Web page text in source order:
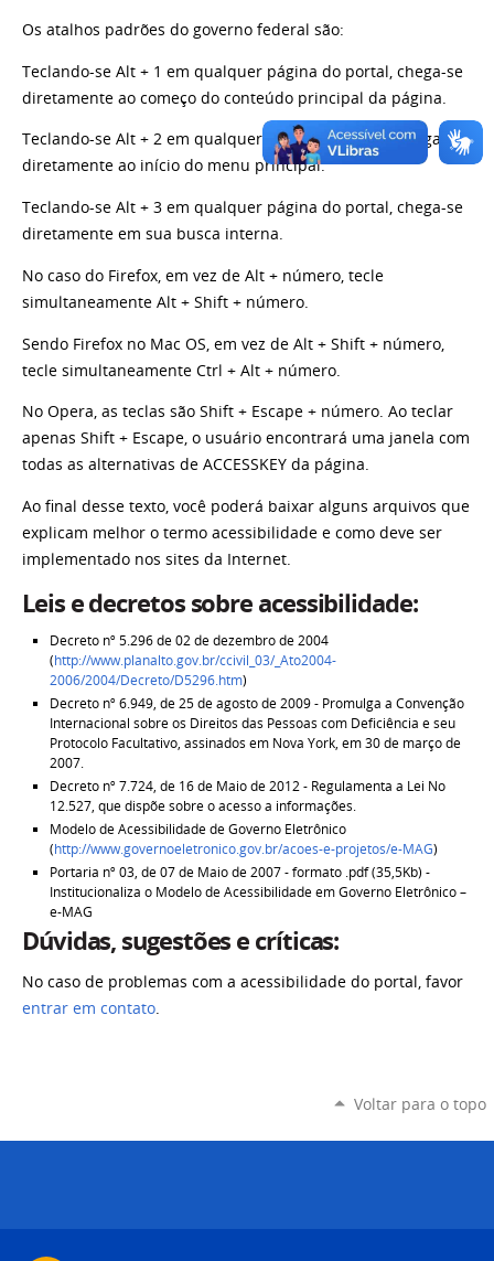
Os atalhos padrões do governo federal são:
Teclando-se Alt + 1 em qualquer página do portal, chega-se
diretamente ao começo do conteúdo principal da página.
Teclando-se Alt + 2 em qualquer página do portal, chega-se
diretamente ao início do menu principal.
Teclando-se Alt + 3 em qualquer página do portal, chega-se
diretamente em sua busca interna.
No caso do Firefox, em vez de Alt + número, tecle
simultaneamente Alt + Shift + número.
Sendo Firefox no Mac OS, em vez de Alt + Shift + número,
tecle simultaneamente Ctrl + Alt + número.
No Opera, as teclas são Shift + Escape + número. Ao teclar
apenas Shift + Escape, o usuário encontrará uma janela com
todas as alternativas de ACCESSKEY da página.
Ao final desse texto, você poderá baixar alguns arquivos que
explicam melhor o termo acessibilidade e como deve ser
implementado nos sites da Internet.
Leis e decretos sobre acessibilidade:
Decreto nº 5.296 de 02 de dezembro de 2004
(http://www.planalto.gov.br/ccivil_03/_Ato2004-
2006/2004/Decreto/D5296.htm)
Decreto nº 6.949, de 25 de agosto de 2009 - Promulga a Convenção
Internacional sobre os Direitos das Pessoas com Deficiência e seu
Protocolo Facultativo, assinados em Nova York, em 30 de março de
2007.
Decreto nº 7.724, de 16 de Maio de 2012 - Regulamenta a Lei No
12.527, que dispõe sobre o acesso a informações.
Modelo de Acessibilidade de Governo Eletrônico
(http://www.governoeletronico.gov.br/acoes-e-projetos/e-MAG)
Portaria nº 03, de 07 de Maio de 2007 - formato .pdf (35,5Kb) -
Institucionaliza o Modelo de Acessibilidade em Governo Eletrônico –
e-MAG
Dúvidas, sugestões e críticas:
No caso de problemas com a acessibilidade do portal, favor
entrar em contato.
Voltar para o topo